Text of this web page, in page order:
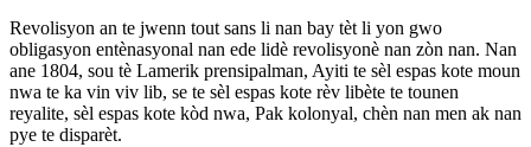
Revolisyon an te jwenn tout sans li nan bay tèt li yon gwo
obligasyon entènasyonal nan ede lidè revolisyonè nan zòn nan. Nan
ane 1804, sou tè Lamerik prensipalman, Ayiti te sèl espas kote moun
nwa te ka vin viv lib, se te sèl espas kote rèv libète te tounen
reyalite, sèl espas kote kòd nwa, Pak kolonyal, chèn nan men ak nan
pye te disparèt.